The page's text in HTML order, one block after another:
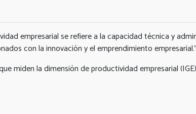
empresarial se refiere a la capacidad técnica y
con la innovación y el emprendimiento empresarial."
miden la dimensión de productividad empresarial (IGE)